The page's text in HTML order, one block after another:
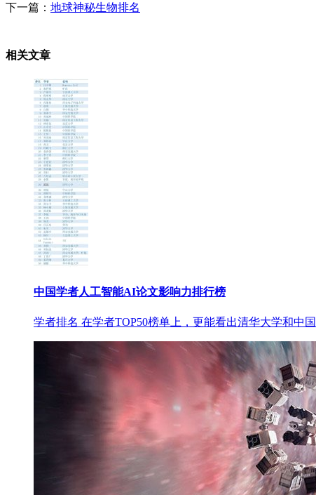
下一篇： 地球神秘生物排名
相关文章
中国学者人工智能AI论文影响力排行榜
学者排名 在学者TOP50榜单上，更能看出清华大学和中